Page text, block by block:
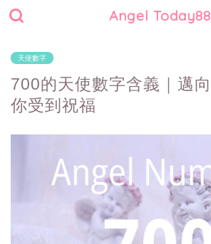
Angel Today88
天使數字
700的天使數字含義｜邁
你受到祝福